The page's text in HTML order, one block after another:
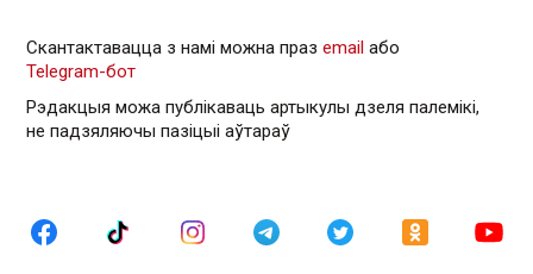
Скантактавацца з намі можна праз email або
Telegram-бот
Рэдакцыя можа публікаваць артыкулы дзеля палемікі,
не падзяляючы пазіцыі аўтараў